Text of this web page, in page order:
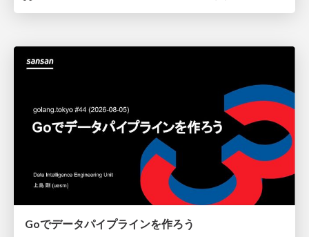
Goでデータパイプラインを作ろう